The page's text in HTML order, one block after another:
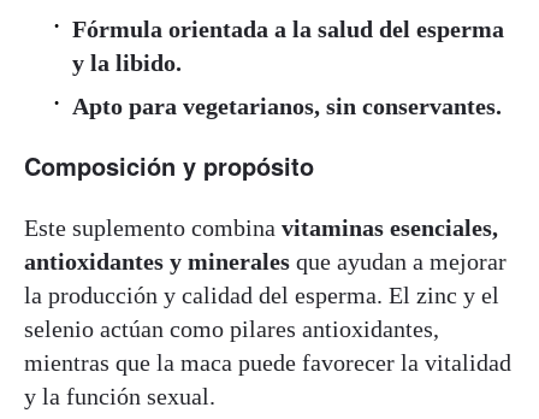
Fórmula orientada a la salud del esperma
y la libido.
Apto para vegetarianos, sin conservantes.
Composición y propósito
Este suplemento combina vitaminas esenciales,
antioxidantes y minerales que ayudan a mejorar
la producción y calidad del esperma. El zinc y el
selenio actúan como pilares antioxidantes,
mientras que la maca puede favorecer la vitalidad
y la función sexual.